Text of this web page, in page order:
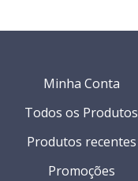
Minha Conta
Todos os Produtos
Produtos recentes
Promoções